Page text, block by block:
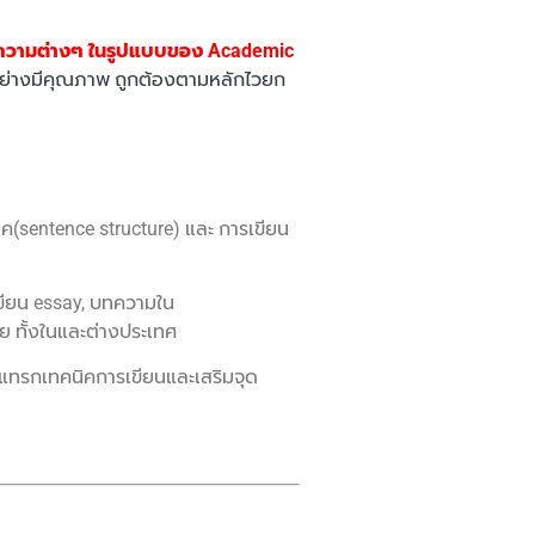
ามต่างๆ ในรูปแบบของ Academic
ย่างมีคุณภาพ ถูกต้องตามหลักไวยก
structure) และ การเขียน
น essay, บทความใน
งในและต่างประเทศ
รกเทคนิคการเขียนและเสริมจุด